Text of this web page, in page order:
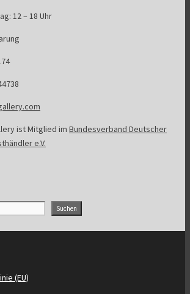
12 – 18 Uhr
ist Mitglied im Bundesverband Deutscher
e.V.
Suchen
(EU)